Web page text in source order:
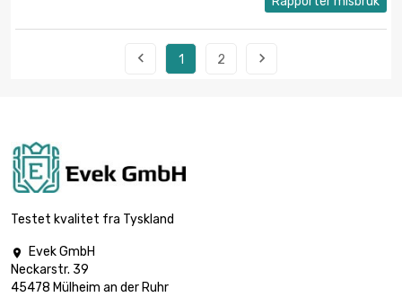
 1 2 
Testet kvalitet fra Tyskland

Evek GmbH
Neckarstr. 39
45478 Mülheim an der Ruhr